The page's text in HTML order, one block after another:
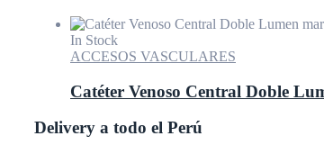
In Stock
ACCESOS VASCULARES
Catéter Venoso Central Doble
Delivery a todo el Perú